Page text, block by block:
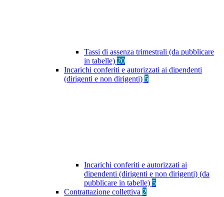
Tassi di assenza trimestrali (da pubblicare
in tabelle) 20
Incarichi conferiti e autorizzati ai dipendenti
(dirigenti e non dirigenti) 5
Incarichi conferiti e autorizzati ai
dipendenti (dirigenti e non dirigenti) (da
pubblicare in tabelle) 5
Contrattazione collettiva 2